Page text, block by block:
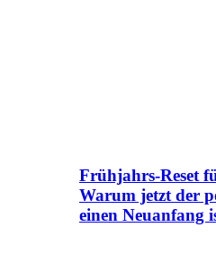
Frühjahrs-Reset
Warum jetzt der
einen Neuanfang